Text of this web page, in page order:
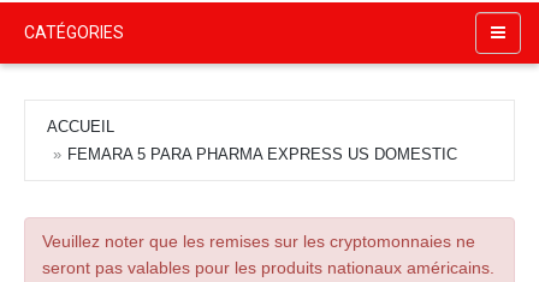
CATÉGORIES
ACCUEIL
FEMARA 5 PARA PHARMA EXPRESS US DOMESTIC
Veuillez noter que les remises sur les cryptomonnaies ne
seront pas valables pour les produits nationaux américains.